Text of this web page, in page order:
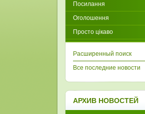
Посилання
Оголошення
Просто цікаво
Расширенный поиск
Все последние новости
АРХИВ НОВОСТЕЙ